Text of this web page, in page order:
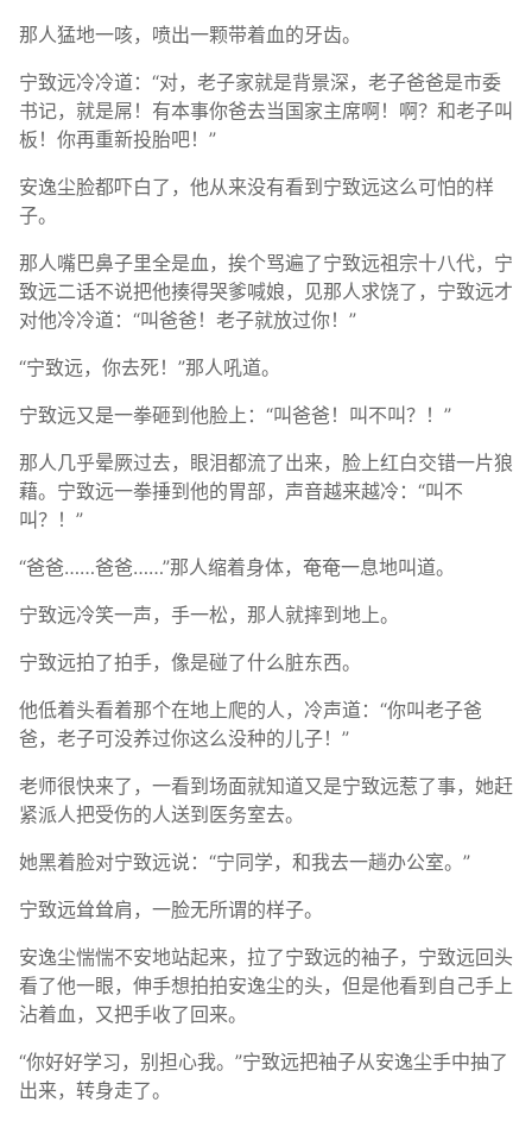
那人猛地一咳，喷出一颗带着血的牙齿。
宁致远冷冷道：“对，老子家就是背景深，老子爸爸是市委
书记，就是屌！有本事你爸去当国家主席啊！啊？和老子叫
板！你再重新投胎吧！”
安逸尘脸都吓白了，他从来没有看到宁致远这么可怕的样
子。
那人嘴巴鼻子里全是血，挨个骂遍了宁致远祖宗十八代，宁
致远二话不说把他揍得哭爹喊娘，见那人求饶了，宁致远才
对他冷冷道：“叫爸爸！老子就放过你！”
“宁致远，你去死！”那人吼道。
宁致远又是一拳砸到他脸上：“叫爸爸！叫不叫？！”
那人几乎晕厥过去，眼泪都流了出来，脸上红白交错一片狼
藉。宁致远一拳捶到他的胃部，声音越来越冷：“叫不
叫？！”
“爸爸……爸爸……”那人缩着身体，奄奄一息地叫道。
宁致远冷笑一声，手一松，那人就摔到地上。
宁致远拍了拍手，像是碰了什么脏东西。
他低着头看着那个在地上爬的人，冷声道：“你叫老子爸
爸，老子可没养过你这么没种的儿子！”
老师很快来了，一看到场面就知道又是宁致远惹了事，她赶
紧派人把受伤的人送到医务室去。
她黑着脸对宁致远说：“宁同学，和我去一趟办公室。”
宁致远耸耸肩，一脸无所谓的样子。
安逸尘惴惴不安地站起来，拉了宁致远的袖子，宁致远回头
看了他一眼，伸手想拍拍安逸尘的头，但是他看到自己手上
沾着血，又把手收了回来。
“你好好学习，别担心我。”宁致远把袖子从安逸尘手中抽了
出来，转身走了。